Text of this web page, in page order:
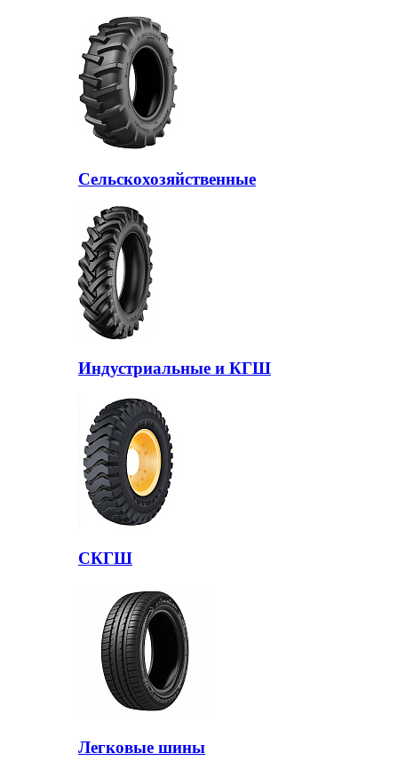
Сельскохозяйственные
Индустриальные и КГШ
СКГШ
Легковые шины